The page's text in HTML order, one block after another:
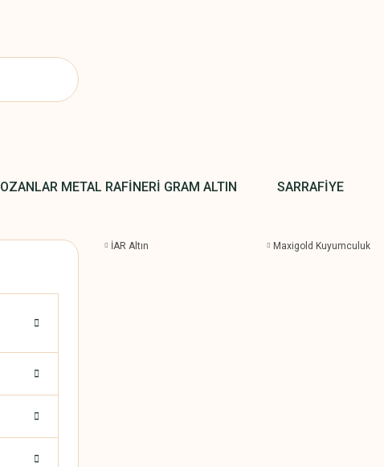
OZANLAR METAL RAFİNERİ GRAM ALTIN SARRAFİYE
İAR Altın Maxigold Kuyumculuk